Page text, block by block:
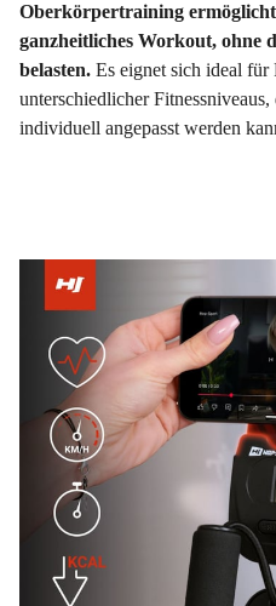
Oberkörpertraining ermöglicht
ganzheitliches Workout, ohne
belasten. Es eignet sich ideal für
unterschiedlicher
individuell angepasst werden